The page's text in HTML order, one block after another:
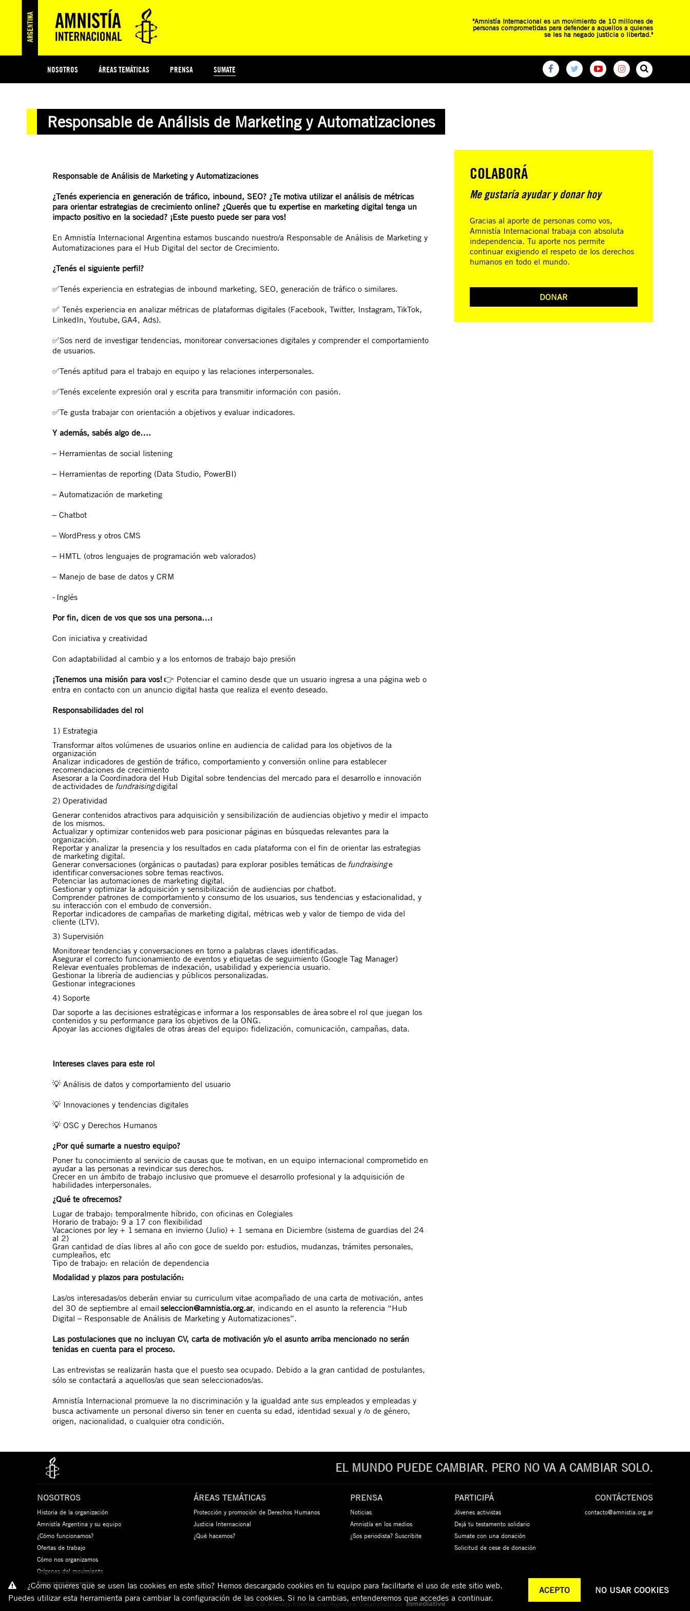
"Amnistía Internacional es un movimiento de 10 millones de
personas comprometidas para defender a aquellos a quienes
se les ha negado justicia o libertad."
NOSOTROS ÁREAS TEMÁTICAS PRENSA SUMATE
PREGUNTAS FRECUENTES
Responsable de Análisis de Marketing y Automatizaciones
Responsable de Análisis de Marketing y Automatizaciones
¿Tenés experiencia en generación de tráfico, inbound, SEO? ¿Te motiva utilizar el análisis de métricas
para orientar estrategias de crecimiento online? ¿Querés que tu expertise en marketing digital tenga un
impacto positivo en la sociedad? ¡Este puesto puede ser para vos!
En Amnistía Internacional Argentina estamos buscando nuestro/a Responsable de Análisis de Marketing y
Automatizaciones para el Hub Digital del sector de Crecimiento.
¿Tenés el siguiente perfil?
✅Tenés experiencia en estrategias de inbound marketing, SEO, generación de tráfico o similares.
✅ Tenés experiencia en analizar métricas de plataformas digitales (Facebook, Twitter, Instagram, TikTok,
LinkedIn, Youtube, GA4, Ads).
✅Sos nerd de investigar tendencias, monitorear conversaciones digitales y comprender el comportamiento
de usuarios.
✅Tenés aptitud para el trabajo en equipo y las relaciones interpersonales.
✅Tenés excelente expresión oral y escrita para transmitir información con pasión.
✅Te gusta trabajar con orientación a objetivos y evaluar indicadores.
Y además, sabés algo de….
– Herramientas de social listening
– Herramientas de reporting (Data Studio, PowerBI)
– Automatización de marketing
– Chatbot
– WordPress y otros CMS
– HMTL (otros lenguajes de programación web valorados)
– Manejo de base de datos y CRM
- Inglés
Por fin, dicen de vos que sos una persona…:
Con iniciativa y creatividad
Con adaptabilidad al cambio y a los entornos de trabajo bajo presión
¡Tenemos una misión para vos!👉 Potenciar el camino desde que un usuario ingresa a una página web o
entra en contacto con un anuncio digital hasta que realiza el evento deseado.
Responsabilidades del rol
1) Estrategia
Transformar altos volúmenes de usuarios online en audiencia de calidad para los objetivos de la
organización
Analizar indicadores de gestión de tráfico, comportamiento y conversión online para establecer
recomendaciones de crecimiento
Asesorar a la Coordinadora del Hub Digital sobre tendencias del mercado para el desarrollo e innovación
de actividades de fundraisingdigital
2) Operatividad
Generar contenidos atractivos para adquisición y sensibilización de audiencias objetivo y medir el impacto
de los mismos.
Actualizar y optimizar contenidos web para posicionar páginas en búsquedas relevantes para la
organización.
Reportar y analizar la presencia y los resultados en cada plataforma con el fin de orientar las estrategias
de marketing digital.
Generar conversaciones (orgánicas o pautadas) para explorar posibles temáticas de fundraisinge
identificar conversaciones sobre temas reactivos.
Potenciar las automaciones de marketing digital.
Gestionar y optimizar la adquisición y sensibilización de audiencias por chatbot.
Comprender patrones de comportamiento y consumo de los usuarios, sus tendencias y estacionalidad, y
su interacción con el embudo de conversión.
Reportar indicadores de campañas de marketing digital, métricas web y valor de tiempo de vida del
cliente (LTV).
3) Supervisión
Monitorear tendencias y conversaciones en torno a palabras claves identificadas.
Asegurar el correcto funcionamiento de eventos y etiquetas de seguimiento (Google Tag Manager)
Relevar eventuales problemas de indexación, usabilidad y experiencia usuario.
Gestionar la librería de audiencias y públicos personalizadas.
Gestionar integraciones
4) Soporte
Dar soporte a las decisiones estratégicas e informar a los responsables de área sobre el rol que juegan los
contenidos y su performance para los objetivos de la ONG.
Apoyar las acciones digitales de otras áreas del equipo: fidelización, comunicación, campañas, data.
Intereses claves para este rol
💡 Análisis de datos y comportamiento del usuario
💡 Innovaciones y tendencias digitales
💡 OSC y Derechos Humanos
¿Por qué sumarte a nuestro equipo?
Poner tu conocimiento al servicio de causas que te motivan, en un equipo internacional comprometido en
ayudar a las personas a revindicar sus derechos.
Crecer en un ámbito de trabajo inclusivo que promueve el desarrollo profesional y la adquisición de
habilidades interpersonales.
¿Qué te ofrecemos?
Lugar de trabajo: temporalmente híbrido, con oficinas en Colegiales
Horario de trabajo: 9 a 17 con flexibilidad
Vacaciones por ley + 1 semana en invierno (Julio) + 1 semana en Diciembre (sistema de guardias del 24
al 2)
Gran cantidad de días libres al año con goce de sueldo por: estudios, mudanzas, trámites personales,
cumpleaños, etc
Tipo de trabajo: en relación de dependencia
Modalidad y plazos para postulación:
Las/os interesadas/os deberán enviar su curriculum vitae acompañado de una carta de motivación, antes
del 30 de septiembre al email seleccion@amnistia.org.ar, indicando en el asunto la referencia “Hub
Digital – Responsable de Análisis de Marketing y Automatizaciones”.
Las postulaciones que no incluyan CV, carta de motivación y/o el asunto arriba mencionado no serán
tenidas en cuenta para el proceso.
Las entrevistas se realizarán hasta que el puesto sea ocupado. Debido a la gran cantidad de postulantes,
sólo se contactará a aquellos/as que sean seleccionados/as.
Amnistía Internacional promueve la no discriminación y la igualdad ante sus empleados y empleadas y
busca activamente un personal diverso sin tener en cuenta su edad, identidad sexual y /o de género,
origen, nacionalidad, o cualquier otra condición.
COLABORÁ
Me gustaría ayudar y donar hoy
Gracias al aporte de personas como vos,
Amnistía Internacional trabaja con absoluta
independencia. Tu aporte nos permite
continuar exigiendo el respeto de los derechos
humanos en todo el mundo.
DONAR
EL MUNDO PUEDE CAMBIAR. PERO NO VA A CAMBIAR SOLO.
NOSOTROS
Historia de la organización
Amnistía Argentina y su equipo
¿Cómo funcionamos?
Ofertas de trabajo
Cómo nos organizamos
Orígenes del movimiento
Preguntas frecuentes
ÁREAS TEMÁTICAS
Protección y promoción de Derechos Humanos
Justicia Internacional
¿Qué hacemos?
PRENSA
Noticias
Amnistía en los medios
¿Sos periodista? Suscribite
PARTICIPÁ
Jóvenes activistas
Dejá tu testamento solidario
Sumate con una donación
Solicitud de cese de donación
CONTÁCTENOS
contacto@amnistia.org.ar
2026 © Amnistía Internacional Argentina. Desarrollado por
¿Cómo quieres que se usen las cookies en este sitio? Hemos descargado cookies en tu equipo para facilitarte el uso de este sitio web.
Puedes utilizar esta herramienta para cambiar la configuración de las cookies. Si no la cambias, entenderemos que accedes a continuar.
ACEPTO NO USAR COOKIES